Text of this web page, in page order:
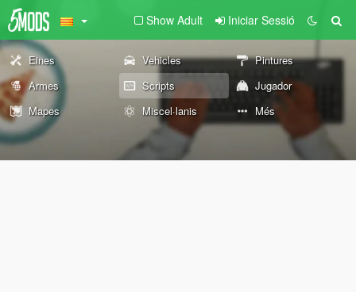
Show Adult Iniciar Sessió
Eines Vehicles
Pintures
Armes
Scripts
Jugador
Mapes
Miscel·lanis Més